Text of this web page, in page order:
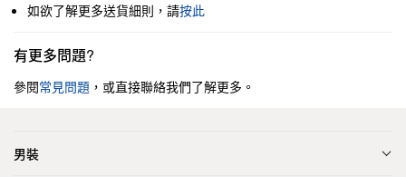
如欲了解更多送貨細則，請按此
有更多問題?
參閱常見問題 ，或直接聯絡我們了解更多。
男裝